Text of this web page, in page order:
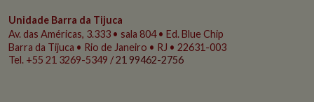
Unidade Barra da Tijuca
Av. das Américas, 3.333 • sala 804 • Ed. Blue Chip
Barra da Tijuca • Rio de Janeiro • RJ • 22631-003
Tel. +55 21 3269-5349 /21 99462-2756